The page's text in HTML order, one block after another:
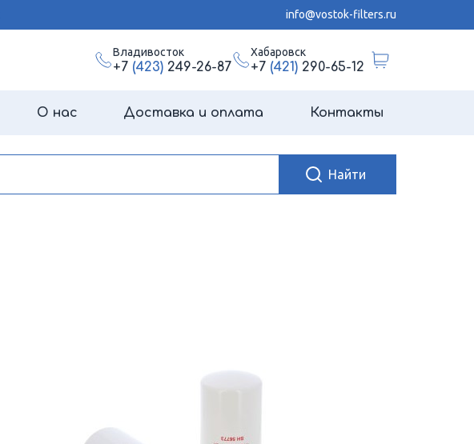
info@vostok-filters.ru
Владивосток
+7 (423)249-26-87
Хабаровск
+7 (421)290-65-12
О нас Доставка и оплата Контакты